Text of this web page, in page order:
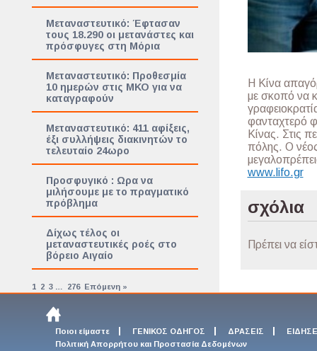
Μεταναστευτικό: Έφτασαν
τους 18.290 οι μετανάστες και
πρόσφυγες στη Μόρια
Μεταναστευτικό: Προθεσμία
10 ημερών στις ΜΚΟ για να
καταγραφούν
Μεταναστευτικό: 411 αφίξεις,
έξι συλλήψεις διακινητών το
τελευταίο 24ωρο
Προσφυγικό : Ωρα να
μιλήσουμε με το πραγματικό
πρόβλημα
Δίχως τέλος οι
μεταναστευτικές ροές στο
βόρειο Αιγαίο
1 2 3 276 Επόμενη »
Η Κίνα
με σκοπό να
φανταχτερό
Κίνας. Στις
πόλης. Ο νέος
www.lifo.gr
σχόλια
Πρέπει να
Ποιοι είμαστε ΓΕΝΙΚΟΣ ΟΔΗΓΟΣ ΔΡΑΣΕΙΣ
Πολιτική Απορρήτου και Προστασία Δεδομένων